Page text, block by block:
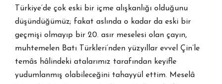
Türkiye’de çok eski bir içme alışkanlığı olduğunu
düşündüğümüz; fakat aslında o kadar da eski bir
geçmişi olmayıp bir 20. asır meselesi olan çayın,
muhtemelen Batı Türkleri’nden yüzyıllar evvel Çin’le
temâs hâlindeki atalarımız tarafından keyifle
yudumlanmış olabileceğini tahayyül ettim. Meselâ